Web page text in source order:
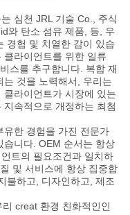
심천 JRL 기술 Co., 주식
와 탄소 섬유 제품, 등, 우
경험 및 치열한 감이 있습
라이언트를 위한 일류
스를 추구합니다. 복합 재
것을 노력해서, 우리는
라이언트가 시장에 있는
속적으로 개정하는 최첨
유한 경험을 가진 전문가
습니다. OEM 순서는 항상
트의 필요조건과 일치하
및 서비스에 항상 집중합
불하고, 디자인하고, 제조
creat 환경 친화적인인